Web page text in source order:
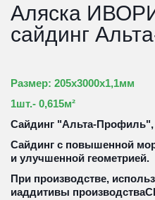
Аляска
сайдинг
Размер: 205х3000х1,1мм
1шт.- 0,615м²
Сайдинг "Альта-
Cайдинг с повышенной
и улучшенной геометрией.
При производстве,
иаддитивы